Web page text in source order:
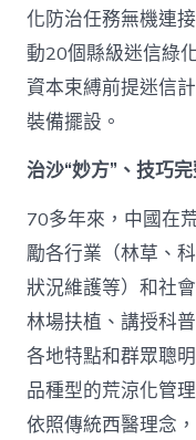
化防治任務無機連
動20個縣級迷信綠
資本束縛前提迷信
裝備擺設。
治沙“妙方”、技巧
70多年來，中國在
勵各行業（林草、
狀況維護等）和社
林場扶植、講授科
各地特點和群眾聰
品種型的荒涼化管
依照傳統西醫理念